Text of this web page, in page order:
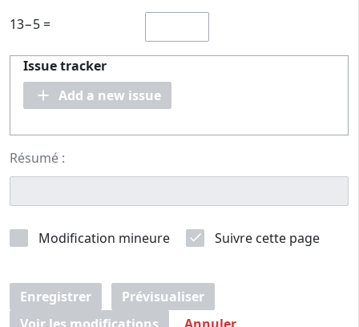
13−5 =
Issue tracker
Add a new issue
Résumé :
Modification mineure Suivre cette page
Enregistrer
Prévisualiser